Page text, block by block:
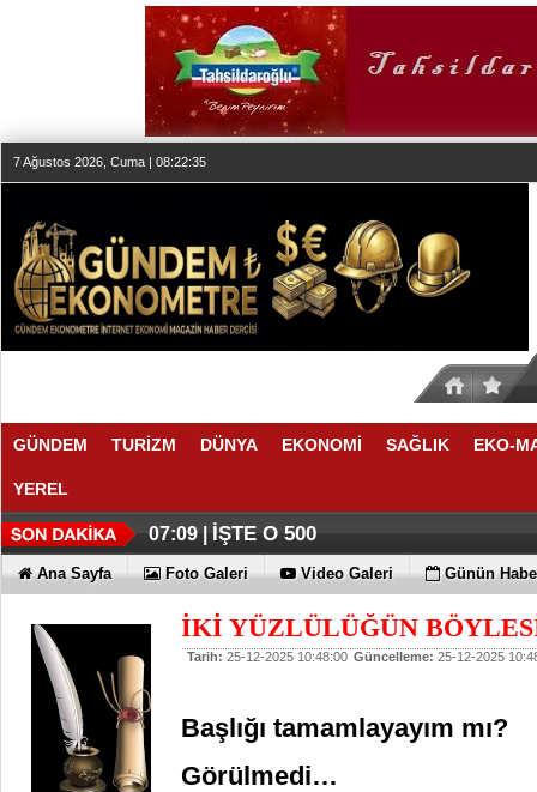
7 Ağustos 2026, Cuma | 08:22:36
GÜNDEM TURİZM DÜNYA EKONOMİ SAĞLIK EKO-
YEREL
07:09 | İŞTE O 500
Ana Sayfa Foto Galeri Video Galeri Günün
İKİ YÜZLÜLÜĞÜN
Tarih: 25-12-2025 10:48:00 Güncelleme: 25-12-2025
Başlığı tamamlayayım mı?
Görülmedi…